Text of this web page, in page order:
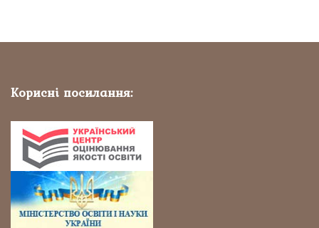
Корисні посилання: